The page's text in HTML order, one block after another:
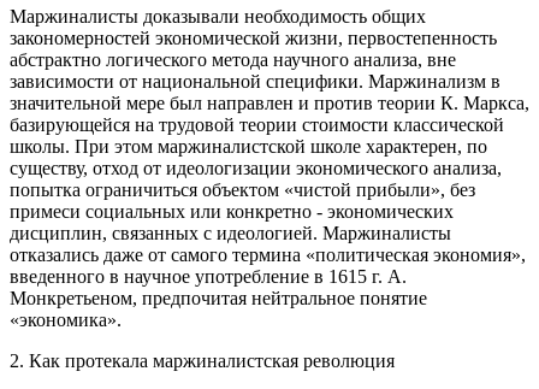
Маржиналисты доказывали необходимость общих
закономерностей экономической жизни, первостепенность
абстрактно логического метода научного анализа, вне
зависимости от национальной специфики. Маржинализм в
значительной мере был направлен и против теории К. Маркса,
базирующейся на трудовой теории стоимости классической
школы. При этом маржиналистской школе характерен, по
существу, отход от идеологизации экономического анализа,
попытка ограничиться объектом «чистой прибыли», без
примеси социальных или конкретно - экономических
дисциплин, связанных с идеологией. Маржиналисты
отказались даже от самого термина «политическая экономия»,
введенного в научное употребление в 1615 г. А.
Монкретьеном, предпочитая нейтральное понятие
«экономика».
2. Как протекала маржиналистская революция